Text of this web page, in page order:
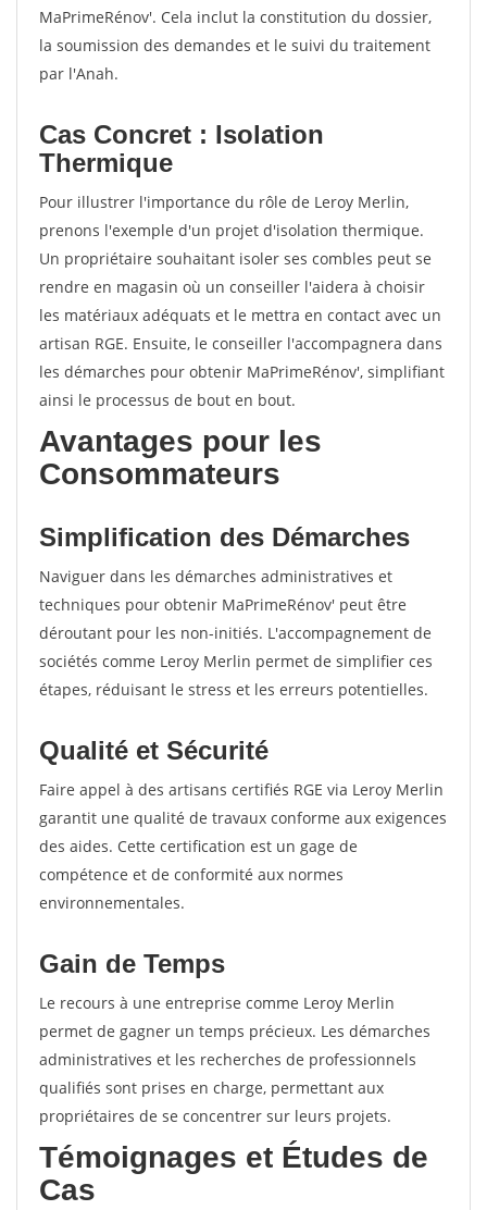
MaPrimeRénov'. Cela inclut la constitution du dossier,
la soumission des demandes et le suivi du traitement
par l'Anah.
Cas Concret : Isolation
Thermique
Pour illustrer l'importance du rôle de Leroy Merlin,
prenons l'exemple d'un projet d'isolation thermique.
Un propriétaire souhaitant isoler ses combles peut se
rendre en magasin où un conseiller l'aidera à choisir
les matériaux adéquats et le mettra en contact avec un
artisan RGE. Ensuite, le conseiller l'accompagnera dans
les démarches pour obtenir MaPrimeRénov', simplifiant
ainsi le processus de bout en bout.
Avantages pour les
Consommateurs
Simplification des Démarches
Naviguer dans les démarches administratives et
techniques pour obtenir MaPrimeRénov' peut être
déroutant pour les non-initiés. L'accompagnement de
sociétés comme Leroy Merlin permet de simplifier ces
étapes, réduisant le stress et les erreurs potentielles.
Qualité et Sécurité
Faire appel à des artisans certifiés RGE via Leroy Merlin
garantit une qualité de travaux conforme aux exigences
des aides. Cette certification est un gage de
compétence et de conformité aux normes
environnementales.
Gain de Temps
Le recours à une entreprise comme Leroy Merlin
permet de gagner un temps précieux. Les démarches
administratives et les recherches de professionnels
qualifiés sont prises en charge, permettant aux
propriétaires de se concentrer sur leurs projets.
Témoignages et Études de
Cas